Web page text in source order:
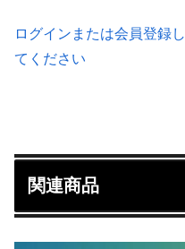
価
格
た。
の
す。
ログインまたは会員登録し
てください
関連商品